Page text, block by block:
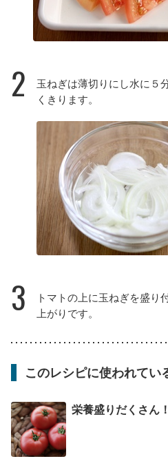
2
玉ねぎは薄切りにし水に５
くきります。
3
トマトの上に玉ねぎを盛り
上がりです。
このレシピに使われてい
栄養盛りだくさん